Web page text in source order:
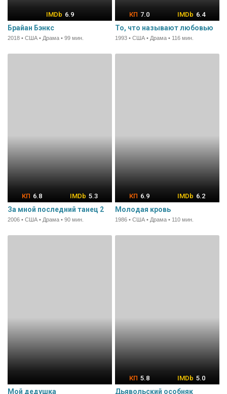
6.9
Брайан Бэнкс
2018 • США • Драма • 99 мин.
7.0 6.4
То, что называют любовью
1993 • США • Драма • 116 мин.
6.8 5.3
За мной последний танец 2
2006 • США • Драма • 90 мин.
6.9 6.2
Молодая кровь
1986 • США • Драма • 110 мин.
Мой дедушка
5.8 5.0
Дьявольский особняк